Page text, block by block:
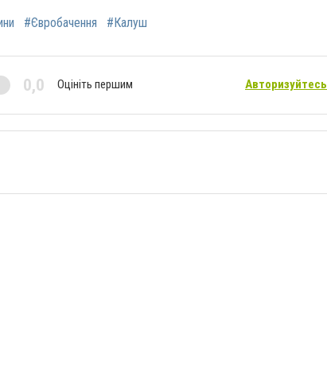
#Євробачення #Калуш
0,0 Оцініть першим Авторизуйтесь